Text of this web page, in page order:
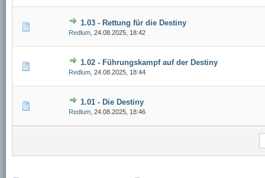
1.03 - Rettung für die Destiny
Redlum 24.08.2025, 18:42
1.02 - Führungskampf auf der Destiny
Redlum 24.08.2025, 18:44
1.01 - Die Destiny
Redlum 24.08.2025, 18:46